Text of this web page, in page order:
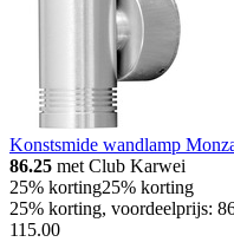
Konstsmide wandlamp
86.25 met Club Karwei
25% korting25% korting
25% korting, voordeelprijs:
115.00